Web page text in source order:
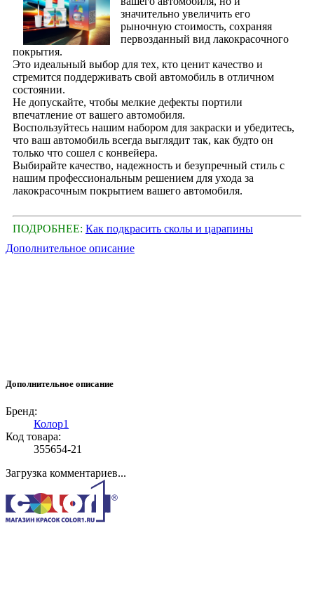
значительно увеличить его
рыночную стоимость, сохраняя
первозданный вид лакокрасочного
покрытия.
Это идеальный выбор для тех, кто ценит качество и
стремится поддерживать свой автомобиль в отличном
состоянии.
Не допускайте, чтобы мелкие дефекты портили
впечатление от вашего автомобиля.
Воспользуйтесь нашим набором для закраски и убедитесь,
что ваш автомобиль всегда выглядит так, как будто он
только что сошел с конвейера.
Выбирайте качество, надежность и безупречный стиль с
нашим профессиональным решением для ухода за
лакокрасочным покрытием вашего автомобиля.
ПОДРОБНЕЕ: Как подкрасить сколы и царапины
Дополнительное описание
Дополнительное описание
Бренд:
Колор1
Код товара:
355654-21
Загрузка комментариев...